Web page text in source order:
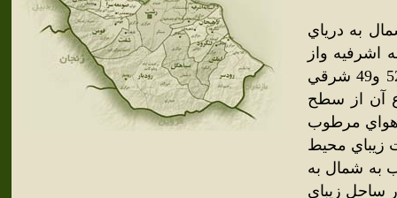
به درياي
واز
غرب به بخش خشكبيجار محدود مي شود لشت نشاء در طول 52 و49 شرقي
ارتفاع آن از سطح
مي باشد آب و هواي مرطوب
زيباي محيط
به شمال به
ساحل زيباي